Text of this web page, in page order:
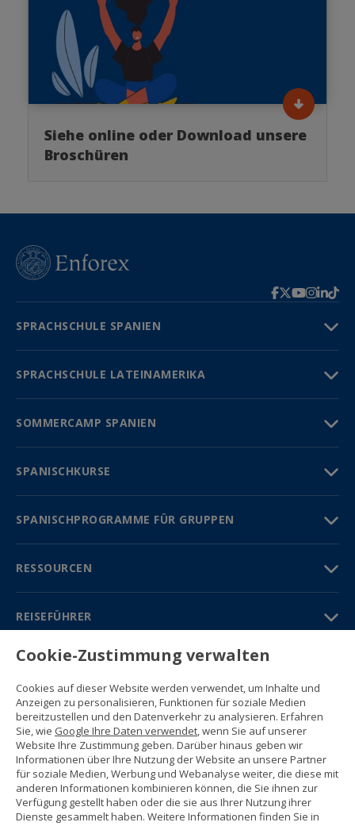
Siehe online oder Download unsere
Broschüren
SPRACHSCHULE SPANIEN
SPRACHSCHULE LATEINAMERIKA
SOMMERCAMP SPANIEN
SPANISCHKURSE
SPANISCHPROGRAMME FÜR GRUPPEN
RESSOURCEN
REISEFÜHRER
PARTNER
Kontakt
Gratisbroschüre
(+34) 91 594 37 76
Gustavo Fernández Balbuena, 11
28002 Madrid, Spain
Sitemap
Nutzungsbedingungen
Datenschutzerklärung
Cookie-Zustimmung verwalten
Cookies auf dieser Website werden verwendet, um Inhalte und
Anzeigen zu personalisieren, Funktionen für soziale Medien
bereitzustellen und den Datenverkehr zu analysieren. Erfahren
Sie, wie Google Ihre Daten verwendet, wenn Sie auf unserer
Website Ihre Zustimmung geben. Darüber hinaus geben wir
Informationen über Ihre Nutzung der Website an unsere Partner
für soziale Medien, Werbung und Webanalyse weiter, die diese mit
anderen Informationen kombinieren können, die Sie ihnen zur
Verfügung gestellt haben oder die sie aus Ihrer Nutzung ihrer
Dienste gesammelt haben. Weitere Informationen finden Sie in